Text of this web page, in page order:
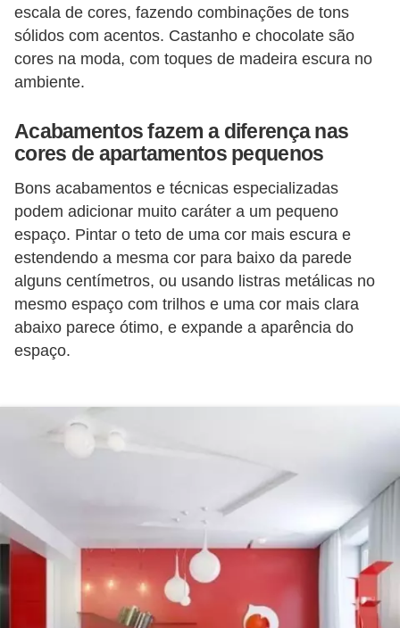
escala de cores, fazendo combinações de tons
sólidos com acentos. Castanho e chocolate são
cores na moda, com toques de madeira escura no
ambiente.
Acabamentos fazem a diferença nas
cores de apartamentos pequenos
Bons acabamentos e técnicas especializadas
podem adicionar muito caráter a um pequeno
espaço. Pintar o teto de uma cor mais escura e
estendendo a mesma cor para baixo da parede
alguns centímetros, ou usando listras metálicas no
mesmo espaço com trilhos e uma cor mais clara
abaixo parece ótimo, e expande a aparência do
espaço.